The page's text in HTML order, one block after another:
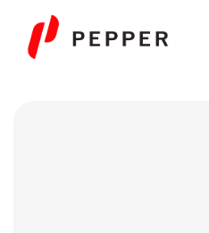
contenido